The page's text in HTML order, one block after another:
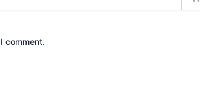
comment.